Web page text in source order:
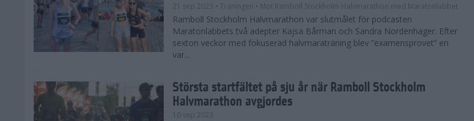
21 sep 2023 • Träningen • Mot Ramboll Stockholm Halvmarathon med Maratonlabbet
Ramboll Stockholm Halvmarathon var slutmålet för podcasten
Maratonlabbets två adepter Kajsa Bårman och Sandra Nordenhager. Efter
sexton veckor med fokuserad halvmaraträning blev ”examensprovet” en
var...
Största startfältet på sju år när Ramboll Stockholm
Halvmarathon avgjordes
10 sep 2023